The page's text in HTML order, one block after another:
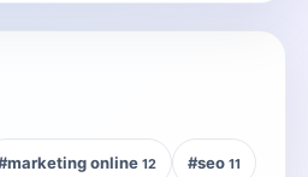
online 12 #seo 11